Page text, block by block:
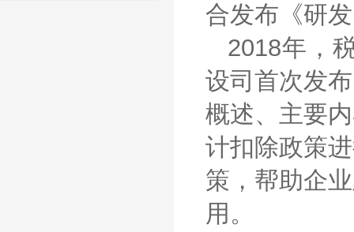
合发布《研
2018年，
设司首次发
概述、主要
计扣除政策
策，帮助企
用。